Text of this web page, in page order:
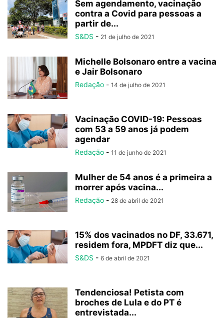
Sem agendamento, vacinação
contra a Covid para pessoas a
partir de...
S&DS - 21 de julho de 2021
Michelle Bolsonaro entre a vacina
e Jair Bolsonaro
Redação - 14 de julho de 2021
Vacinação COVID-19: Pessoas
com 53 a 59 anos já podem
agendar
Redação - 11 de junho de 2021
Mulher de 54 anos é a primeira a
morrer após vacina...
Redação - 28 de abril de 2021
15% dos vacinados no DF, 33.671,
residem fora, MPDFT diz que...
S&DS - 6 de abril de 2021
Tendenciosa! Petista com
broches de Lula e do PT é
entrevistada...